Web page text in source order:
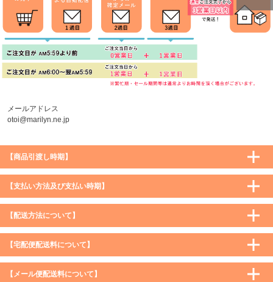
ページトッ
プへ
メールアドレス
otoi@marilyn.ne.jp
【商品引渡し時期】
【支払い方法及び支払い時期】
【配送方法について】
【宅配便配送料について】
購入価格 ／ 地域 通常 沖縄・離島など一部地域
【メール便配送料について】